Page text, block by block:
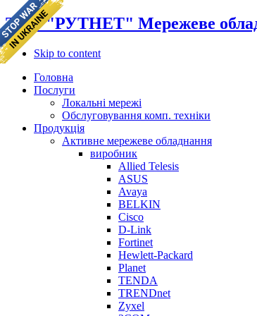
ТОВ "РУТНЕТ" Мережеве
Skip to content
Головна
Послуги
Локальні мережі
Обслуговування комп. техніки
Продукція
Активне мережеве обладнання
виробник
Allied Telesis
ASUS
Avaya
BELKIN
Cisco
D-Link
Fortinet
Hewlett-Packard
Planet
TENDA
TRENDnet
Zyxel